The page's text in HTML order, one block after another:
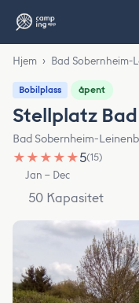
Hjem › Bad Sobernheim-
Bobilplass åpent
Stellplatz
Bad Sobernheim-
★ ★ ★ ★ ★5(15)
Jan – Dec
50 Kapasitet